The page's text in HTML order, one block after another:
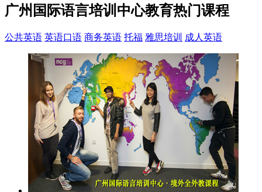
广州国际语言培训中心教育热门课程
公共英语 英语口语 商务英语 托福 雅思培训 成人英语